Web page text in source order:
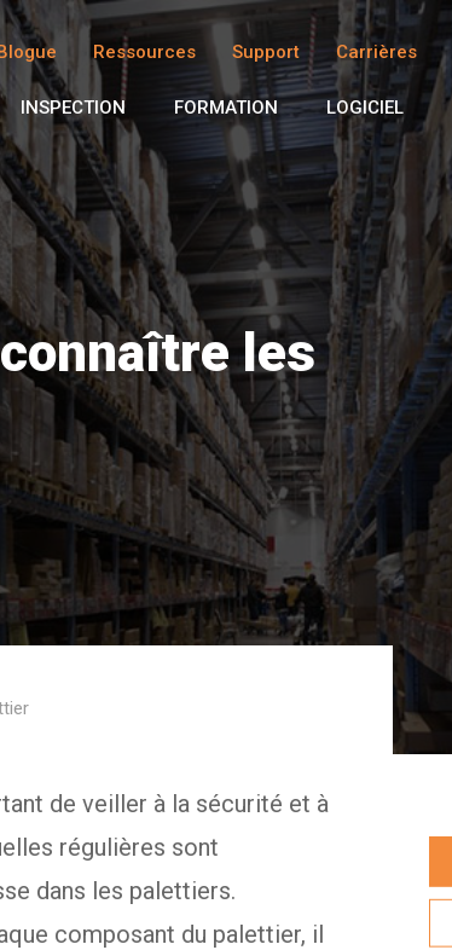
Ressources Support Carrières
INSPECTION FORMATION LOGICIEL
les
de veiller à la sécurité et à
régulières sont
dans les palettiers.
composant du palettier, il